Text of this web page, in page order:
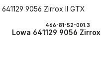
466-81-52-001.3
Lowa 641129 9056 Zirrox